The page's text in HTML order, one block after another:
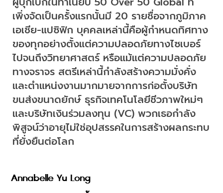
เพิ่งจัดเป็นครั้งแรกนั้นมี 20 รายชื่อจากภูมิภาค
เอเชีย-แปซิฟิก บุคคลเหล่านี้คือผู้กำหนดทิศทาง
ของทุกอย่างตั้งแต่ความปลอดภัยทางไซเบอร์
ไปจนถึงวิทยาศาสตร์ หรือแม้แต่ความปลอดภัย
ทางจราจร สตรีเหล่านี้กำลังสร้างความมั่งคั่ง
และตำแหน่งงานมากมายจากการก่อตั้งบริษัท
ขนส่งขนาดยักษ์ ธุรกิจเทคโนโลยีชีวภาพใหม่ๆ
และบริษัทเงินร่วมลงทุน (VC) พวกเธอกำลัง
พิสูจน์ว่าอายุไม่ใช่อุปสรรคในการสร้างผลกระทบ
ที่ยั่งยืนต่อโลก
Annabelle Yu Long